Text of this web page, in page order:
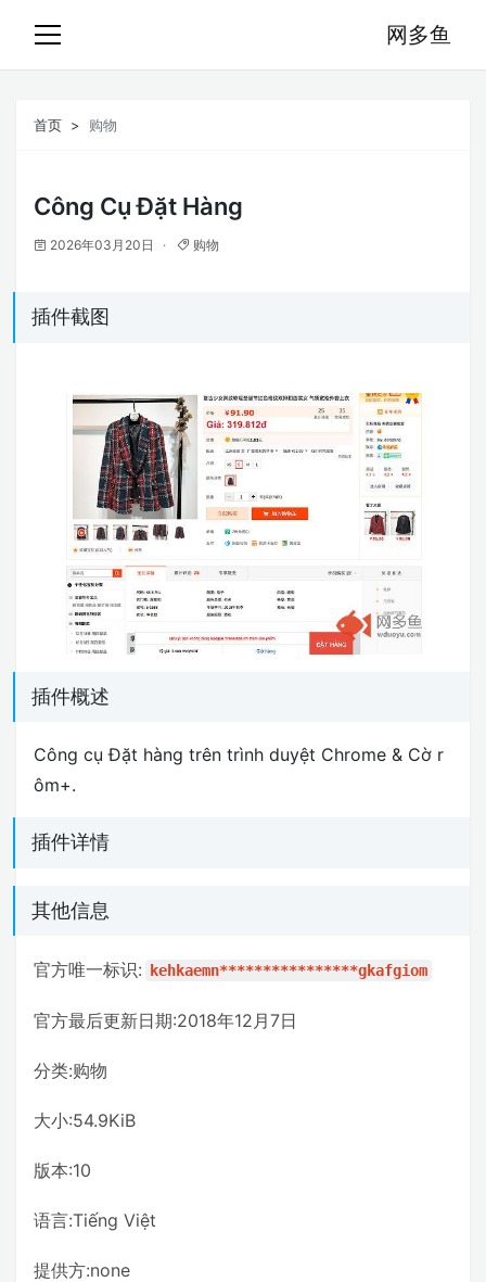
网多鱼
首页 购物
Công Cụ Đặt Hàng
2026年03月20日 购物
插件截图
插件概述
Công cụ Đặt hàng trên trình duyệt Chrome & Cờ r
ôm+.
插件详情
其他信息
官方唯一标识: kehkaemn****************gkafgiom
官方最后更新日期:2018年12月7日
分类:购物
大小:54.9KiB
版本:10
语言:Tiếng Việt
提供方:none